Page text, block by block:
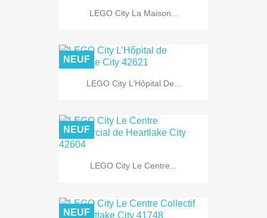
LEGO City La Maison...
LEGO City L’Hôpital De...
NEUF
LEGO City Le Centre...
NEUF
NEUF